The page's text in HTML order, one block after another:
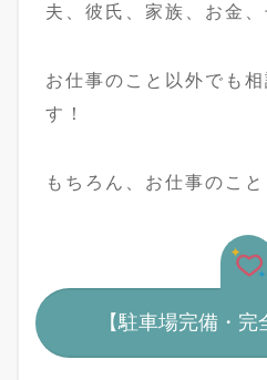
夫、彼氏、家族、お金、
お仕事のこと以外でも
す！
もちろん、お仕事のこ
【駐車場完備・完